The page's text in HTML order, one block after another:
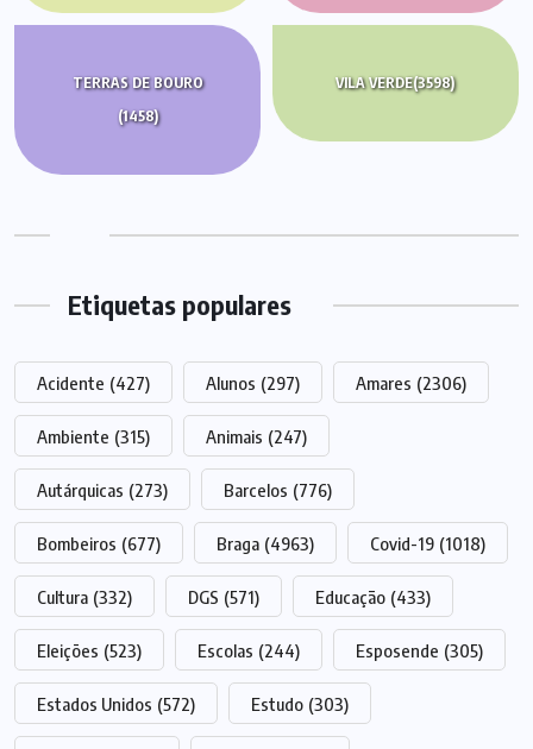
TERRAS DE BOURO
(1458)
VILA VERDE(3598)
Etiquetas populares
Acidente (427) Alunos (297) Amares (2306)
Ambiente (315) Animais (247)
Autárquicas (273) Barcelos (776)
Bombeiros (677) Braga (4963) Covid-19 (1018)
Cultura (332) DGS (571) Educação (433)
Eleições (523) Escolas (244) Esposende (305)
Estados Unidos (572) Estudo (303)